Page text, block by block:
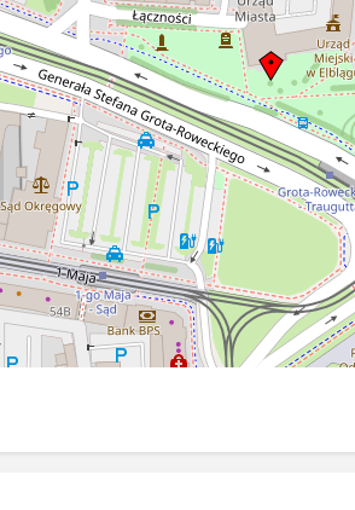
zajęciu
wojsk
tu
a
znaleźć
został
ul.
się
Dr
zmiana
do